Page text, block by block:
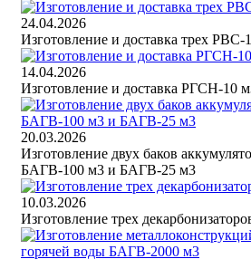
24.04.2026
Изготовление и доставка трех РВС-
14.04.2026
Изготовление и доставка РГСН-10
20.03.2026
Изготовление двух баков
БАГВ-100 м3 и БАГВ-25 м3
10.03.2026
Изготовление трех